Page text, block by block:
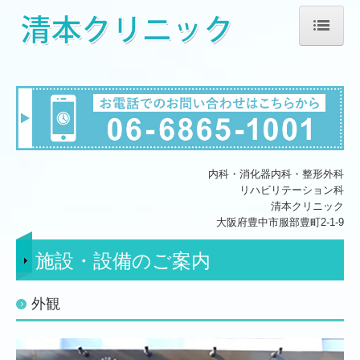
院長紹介
診療のご案内
お知らせ
内科・消化器内科・整形外科
リハビリテーション科
清本クリニック
大阪府豊中市服部豊町2-1-9
施設・設備のご案内
外観